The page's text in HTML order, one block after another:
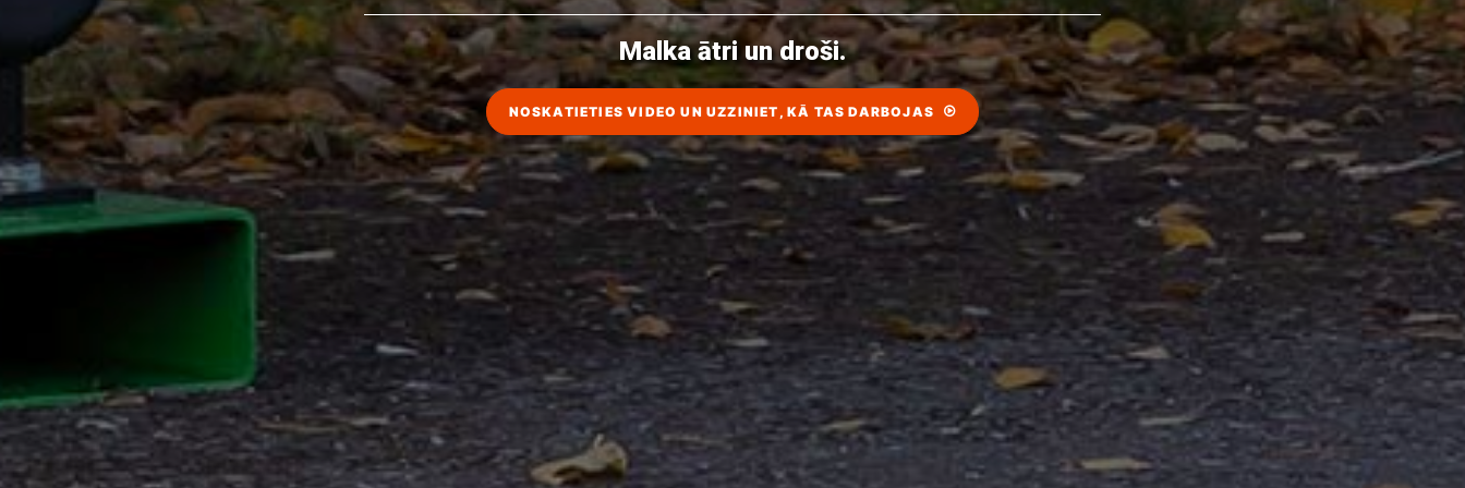
Malka ātri un droši.
NOSKATIETIES VIDEO UN UZZINIET, KĀ TAS DARBOJAS